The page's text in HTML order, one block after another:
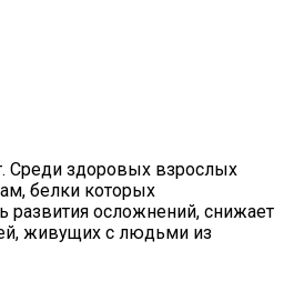
Среди здоровых взрослых
белки которых
развития осложнений, снижает
живущих с людьми из